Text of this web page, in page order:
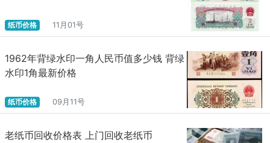
纸币价格 11月01号
1962年背绿水印一角人民币值多少钱 背绿
水印1角最新价格
纸币价格 09月11号
老纸币回收价格表 上门回收老纸币